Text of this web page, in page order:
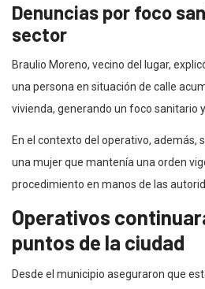
Denuncias por foco
sector
Braulio Moreno, vecino del lugar,
una persona en situación de calle
vivienda, generando un foco sanitario
En el contexto del operativo, además,
una mujer que mantenía una orden
procedimiento en manos de las
Operativos
puntos de la ciudad
Desde el municipio aseguraron que